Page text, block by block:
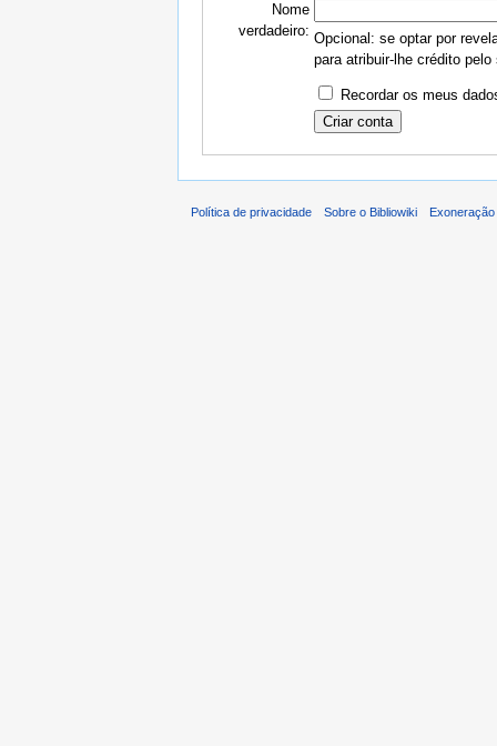
Nome
verdadeiro: Opcional: se optar por
para atribuir-lhe crédito pelo
Recordar os meus
Política de privacidade Sobre o Bibliowiki